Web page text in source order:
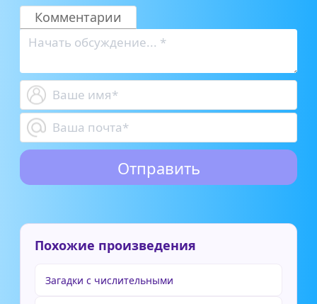
Комментарии
Похожие произведения
Загадки с числительными